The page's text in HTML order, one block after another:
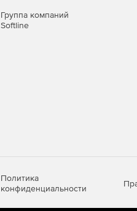
Группа компаний
Softline
Политика
конфиденциальности